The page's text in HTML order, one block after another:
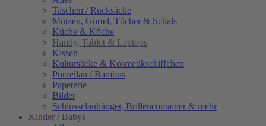
Taschen / Rucksäcke
Mützen, Gürtel, Tücher & Schals
Küche & Köche
Handy, Tablet & Laptops
Kissen
Kultursäcke & Kosmetikschiffchen
Porzellan / Bambus
Papeterie
Bilder
Schlüsselanhänger, Brillencontainer & mehr
Kinder / Babys